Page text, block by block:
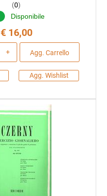
(0)
Disponibile
€ 16,00
Agg. Carrello
Agg. Wishlist